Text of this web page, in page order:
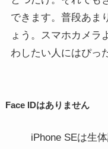
できます。普段あま
ょう。スマホカメラ
わしたい人にはぴっ
Face IDはありません
iPhone SEは生体